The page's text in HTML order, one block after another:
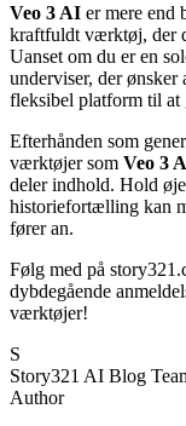
Veo 3 AI er mere end
kraftfuldt værktøj, der
Uanset om du er en
underviser, der
fleksibel platform til at
Efterhånden som
værktøjer som Veo 3
deler indhold. Hold
historiefortælling kan
fører an.
Følg med på
dybdegående
værktøjer!
S
Story321 AI Blog
Author